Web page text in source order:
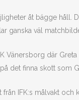
åt bägge håll.
ganska väl
Vänersborg där
det finna skott som
från IFK:s målvakt